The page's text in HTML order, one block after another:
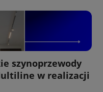
szynoprzewody
w realizacji